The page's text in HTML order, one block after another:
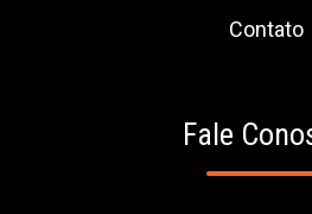
Contato
Fale